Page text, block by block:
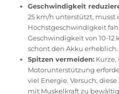
Geschwindigkeit
25 km/h unterstützt,
Höchstgeschwindigkeit
Geschwindigkeit von 10-
schont den Akku erheblich.
Spitzen vermeiden:
Motorunterstützung
viel Energie. Versuch,
mit Muskelkraft zu